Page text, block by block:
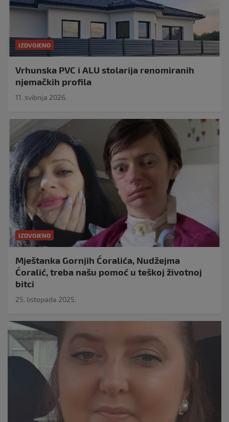
IZDVOJENO
Vrhunska PVC i ALU stolarija renomiranih
njemačkih profila
11. svibnja 2026.
IZDVOJENO
Mještanka Gornjih Ćoralića, Nudžejma
Ćoralić, treba našu pomoć u teškoj životnoj
bitci
25. listopada 2025.